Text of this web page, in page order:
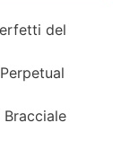
del